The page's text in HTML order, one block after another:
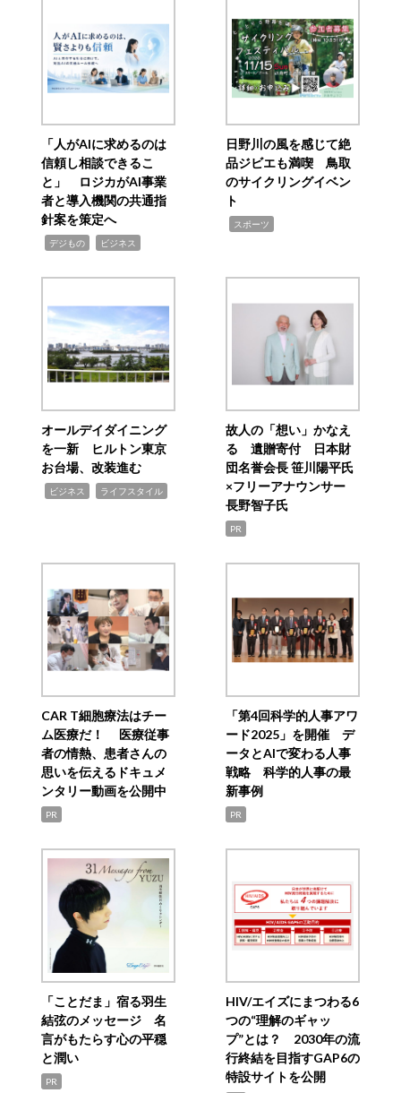
「人がAIに求めるのは
信頼し相談できるこ
と」 ロジカがAI事業
者と導入機関の共通指
針案を策定へ
デジもの ビジネス
日野川の風を感じて絶
品ジビエも満喫 鳥取
のサイクリングイベン
ト
スポーツ
オールデイダイニング
を一新 ヒルトン東京
お台場、改装進む
ビジネス ライフスタイル
故人の「想い」かなえ
る 遺贈寄付 日本財
団名誉会長 笹川陽平氏
×フリーアナウンサー
長野智子氏
PR
CAR T細胞療法はチー
ム医療だ！ 医療従事
者の情熱、患者さんの
思いを伝えるドキュメ
ンタリー動画を公開中
PR
「第4回科学的人事アワ
ード2025」を開催 デ
ータとAIで変わる人事
戦略 科学的人事の最
新事例
PR
「ことだま」宿る羽生
結弦のメッセージ 名
言がもたらす心の平穏
と潤い
PR
HIV/エイズにまつわる6
つの“理解のギャッ
プ”とは？ 2030年の流
行終結を目指すGAP6の
特設サイトを公開